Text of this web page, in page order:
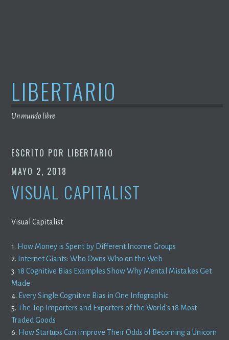
LIBERTARIO
Un mundo libre
ESCRITO POR LIBERTARIO
MAYO 2, 2018
VISUAL CAPITALIST
Visual Capitalist
1. How Money is Spent by Different Income Groups
2. Internet Giants: Who Owns Who on the Web
3. 18 Cognitive Bias Examples Show Why Mental Mistakes Get
Made
4. Every Single Cognitive Bias in One Infographic
5. The Top Importers and Exporters of the World’s 18 Most
Traded Goods
6. How Startups Can Improve Their Odds of Becoming a Unicorn